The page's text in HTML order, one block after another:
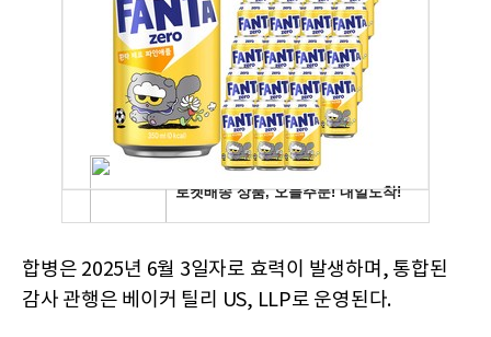
합병은 2025년 6월 3일자로 효력이 발생하며, 통합된
감사 관행은 베이커 틸리 US, LLP로 운영된다.